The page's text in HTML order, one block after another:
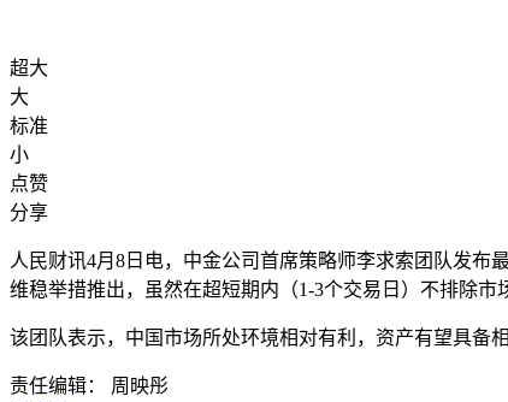
超大
大
标准
小
点赞
分享
人民财讯4月8日电， 中金公司首席策略师李求索团队发布
维稳举措推出，虽然在超短期内（1-3个交易日）不排除
该团队表示，中国市场所处环境相对有利，资产有望具备
责任编辑： 周映彤